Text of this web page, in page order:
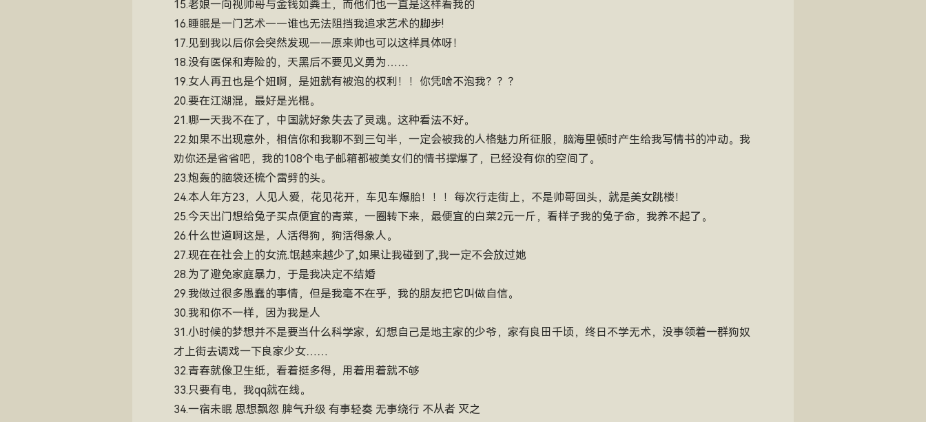
15.老娘一向视帅哥与金钱如粪土，而他们也一直是这样看我的
16.睡眠是一门艺术——谁也无法阻挡我追求艺术的脚步!
17.见到我以后你会突然发现——原来帅也可以这样具体呀！
18.没有医保和寿险的，天黑后不要见义勇为……
19.女人再丑也是个妞啊，是妞就有被泡的权利！！你凭啥不泡我？？？
20.要在江湖混，最好是光棍。
21.哪一天我不在了，中国就好象失去了灵魂。这种看法不好。
22.如果不出现意外，相信你和我聊不到三句半，一定会被我的人格魅力所征服，脑海里顿时产生给我写情书的冲动。我
劝你还是省省吧，我的108个电子邮箱都被美女们的情书撑爆了，已经没有你的空间了。
23.炮轰的脑袋还梳个雷劈的头。
24.本人年方23，人见人爱，花见花开，车见车爆胎！！！每次行走街上，不是帅哥回头，就是美女跳楼！
25.今天出门想给兔子买点便宜的青菜，一圈转下来，最便宜的白菜2元一斤，看样子我的兔子命，我养不起了。
26.什么世道啊这是，人活得狗，狗活得象人。
27.现在在社会上的女流.氓越来越少了,如果让我碰到了,我一定不会放过她
28.为了避免家庭暴力，于是我决定不结婚
29.我做过很多愚蠢的事情，但是我毫不在乎，我的朋友把它叫做自信。
30.我和你不一样，因为我是人
31.小时候的梦想并不是要当什么科学家，幻想自己是地主家的少爷，家有良田千顷，终日不学无术，没事领着一群狗奴
才上街去调戏一下良家少女……
32.青春就像卫生纸，看着挺多得，用着用着就不够
33.只要有电，我qq就在线。
34.一宿未眠 思想飘忽 脾气升级 有事轻奏 无事绕行 不从者 灭之